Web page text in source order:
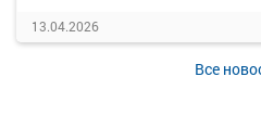
13.04.2026
Все